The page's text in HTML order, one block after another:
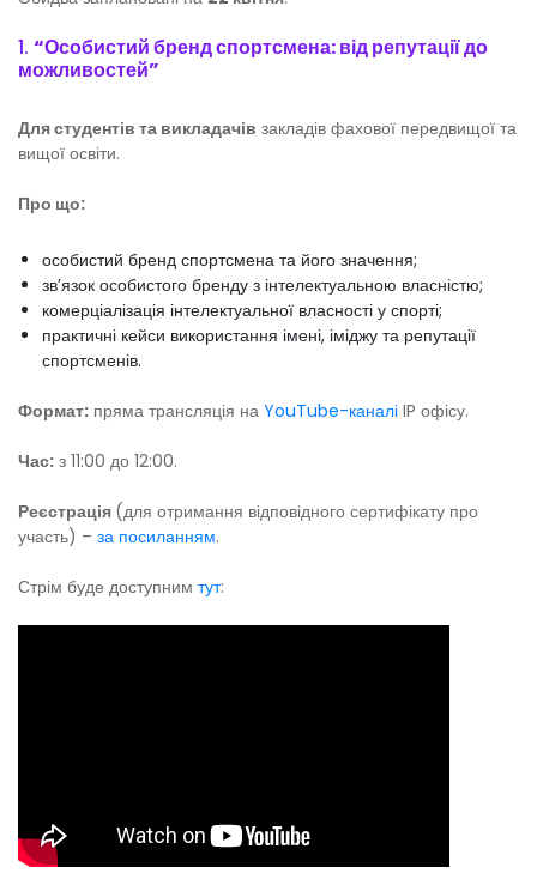
1. “Особистий бренд спортсмена: від репутації до
можливостей”
Для студентів та викладачів закладів фахової передвищої та
вищої освіти.
Про що:
особистий бренд спортсмена та його значення;
зв’язок особистого бренду з інтелектуальною власністю;
комерціалізація інтелектуальної власності у спорті;
практичні кейси використання імені, іміджу та репутації
спортсменів.
Формат: пряма трансляція на YouTube-каналі IP офісу.
Час: з 11:00 до 12:00.
Реєстрація (для отримання відповідного сертифікату про
участь) – за посиланням.
Стрім буде доступним тут: